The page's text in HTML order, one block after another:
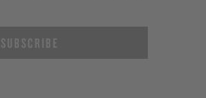
SUBSCRIBE